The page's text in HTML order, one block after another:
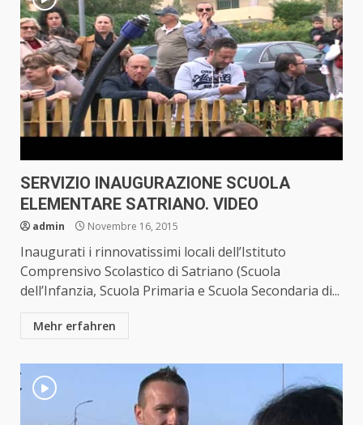
SERVIZIO INAUGURAZIONE SCUOLA
ELEMENTARE SATRIANO. VIDEO
admin Novembre 16, 2015
Inaugurati i rinnovatissimi locali dell’Istituto
Comprensivo Scolastico di Satriano (Scuola
dell’Infanzia, Scuola Primaria e Scuola Secondaria di...
Mehr erfahren